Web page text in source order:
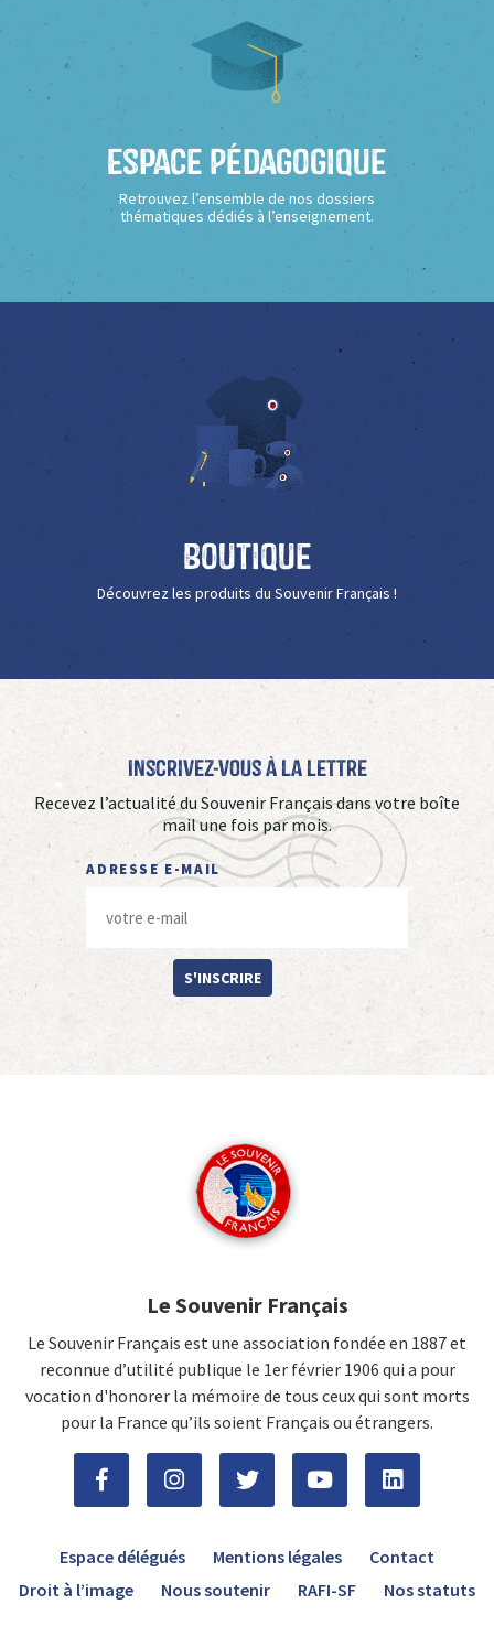
Espace Pédagogique
Retrouvez l’ensemble de nos dossiers
thématiques dédiés à l’enseignement.
Boutique
Découvrez les produits du Souvenir Français !
Inscrivez-vous à La Lettre
Recevez l’actualité du Souvenir Français dans votre boîte
mail une fois par mois.
ADRESSE E-MAIL
S'INSCRIRE
Le Souvenir Français
Le Souvenir Français est une association fondée en 1887 et
reconnue d’utilité publique le 1er février 1906 qui a pour
vocation d'honorer la mémoire de tous ceux qui sont morts
pour la France qu’ils soient Français ou étrangers.
Espace délégués Mentions légales
Contact
Droit à l’image
Nous soutenir RAFI-SF Nos statuts